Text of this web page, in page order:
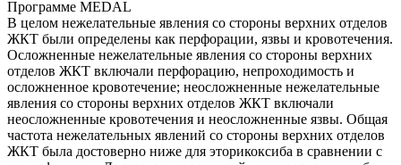
Программе MEDAL
В целом нежелательные явления со стороны верхних отделов
ЖКТ были определены как перфорации, язвы и кровотечения.
Осложненные нежелательные явления со стороны верхних
отделов ЖКТ включали перфорацию, непроходимость и
осложненное кровотечение; неосложненные нежелательные
явления со стороны верхних отделов ЖКТ включали
неосложненные кровотечения и неосложненные язвы. Общая
частота нежелательных явлений со стороны верхних отделов
ЖКТ была достоверно ниже для эторикоксиба в сравнении с